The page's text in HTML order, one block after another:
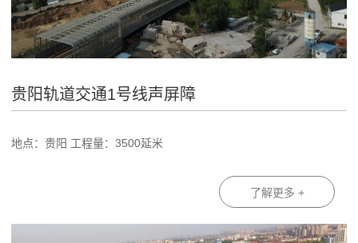
贵阳轨道交通1号线声屏障
地点：贵阳 工程量：3500延米
了解更多 +